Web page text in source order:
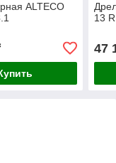
ALTECO
13
47